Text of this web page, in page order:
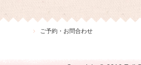
ご予約・お問合わせ